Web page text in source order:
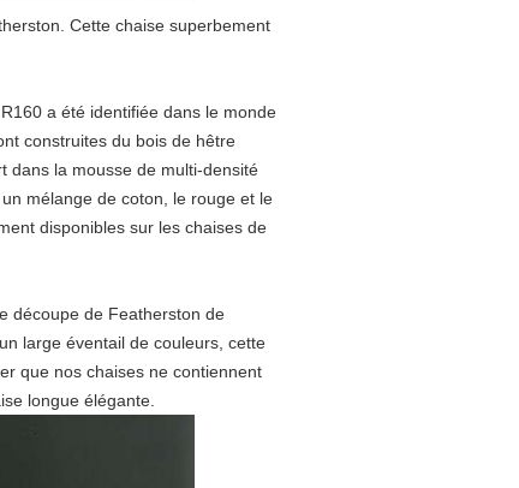
Cette chaise superbement
a été identifiée dans le monde
construites du bois de hêtre
dans la mousse de multi-densité
mélange de coton, le rouge et le
disponibles sur les chaises de
découpe de Featherston de
large éventail de couleurs, cette
que nos chaises ne contiennent
longue élégante.